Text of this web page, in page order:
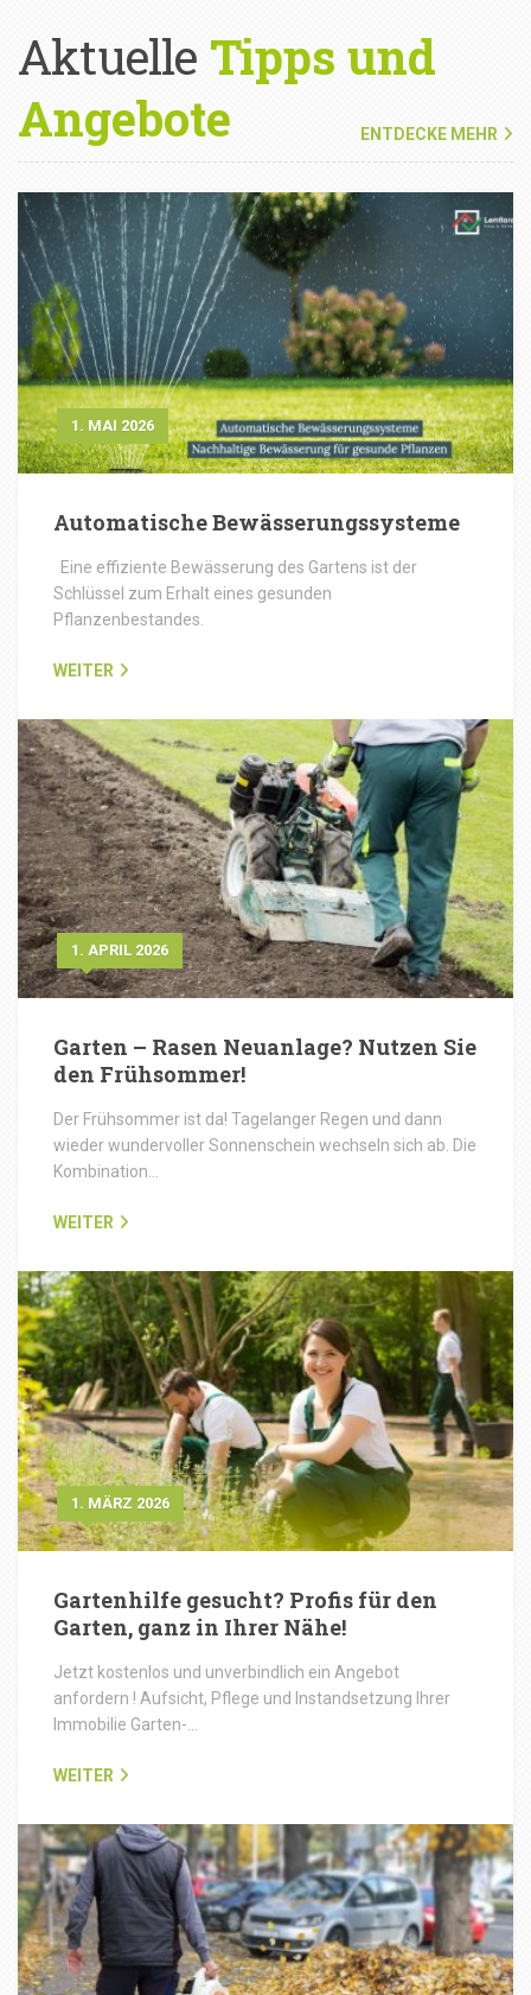
Aktuelle Tipps und
Angebote
ENTDECKE MEHR
1. MAI 2026
Automatische Bewässerungssysteme
Eine effiziente Bewässerung des Gartens ist der
Schlüssel zum Erhalt eines gesunden
Pflanzenbestandes.
WEITER
1. APRIL 2026
Garten – Rasen Neuanlage? Nutzen Sie
den Frühsommer!
Der Frühsommer ist da! Tagelanger Regen und dann
wieder wundervoller Sonnenschein wechseln sich ab. Die
Kombination…
WEITER
1. MÄRZ 2026
Gartenhilfe gesucht? Profis für den
Garten, ganz in Ihrer Nähe!
Jetzt kostenlos und unverbindlich ein Angebot
anfordern ! Aufsicht, Pflege und Instandsetzung Ihrer
Immobilie Garten-…
WEITER